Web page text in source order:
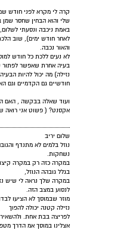
קרה לי מקרא לפני חודש
שלי והוא הבחין שחסר שמן
באמת ניכבה ונסעתי
לאחר חודש ימים), שוב
והאור נכבה.
לא נעים ללכת כל חודש
בעיה אחרת שאפשר לפתור
נזילה) מה יכול להיות
חודשיים גם הקדמיים וגם
ועוד שאלה בבקשה , האם
אקסנט? ( פשוט אני רואה
שלום יריב
נוזל בלמים לא מתנדף
נשחקות.
במקרה כזה רק במקרה
בגלל גובהה הנוזל,
במקרה שלך נראה לי שיש
לנסוע במצב הזה.
מוזר שבמוסך לא הציעו
נזילה קטנה יכולה להפוך
לפריצה בבת אחת.
אצלינו במוסך אמ הדרך